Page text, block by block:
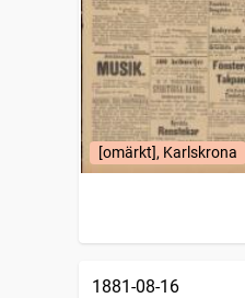
[omärkt], Karlskrona
1881-08-16